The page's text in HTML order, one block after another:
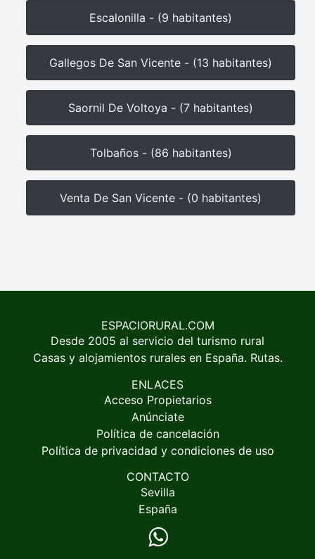
Escalonilla - (9 habitantes)
Gallegos De San Vicente - (13 habitantes)
Saornil De Voltoya - (7 habitantes)
Tolbaños - (86 habitantes)
Venta De San Vicente - (0 habitantes)
ESPACIORURAL.COM
Desde 2005 al servicio del turismo rural
Casas y alojamientos rurales en España. Rutas.
ENLACES
Acceso Propietarios
Anúnciate
Política de cancelación
Política de privacidad y condiciones de uso
CONTACTO
Sevilla
España